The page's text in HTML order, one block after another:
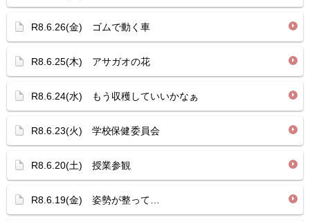
R8.6.26(金) ゴムで動く車
R8.6.25(木) アサガオの花
R8.6.24(水) もう収穫していいかなぁ
R8.6.23(火) 学校保健委員会
R8.6.20(土) 授業参観
R8.6.19(金) 姿勢が整って…